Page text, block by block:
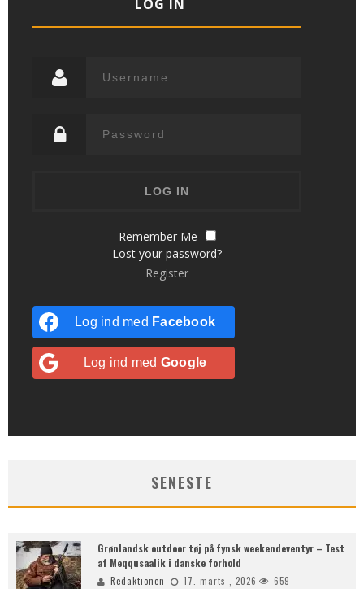
LOG IN
Remember Me
Lost your password?
Register
Log ind med Facebook
Log ind med Google
SENESTE
Grønlandsk outdoor tøj på fynsk weekendeventyr – Test
af Meqqusaalik i danske forhold
Redaktionen 17. marts , 2026 659